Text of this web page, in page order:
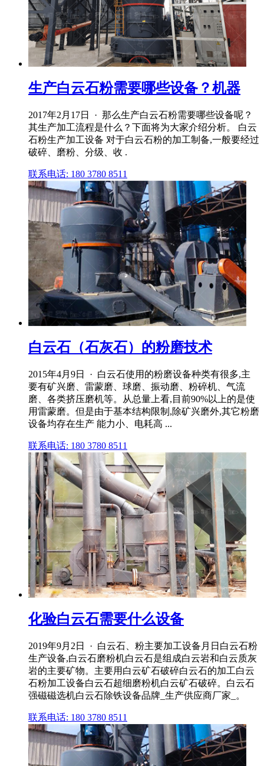
生产白云石粉需要哪些设备？机器
2017年2月17日 · 那么生产白云石粉需要哪些设备呢？
其生产加工流程是什么？下面将为大家介绍分析。 白云
石粉生产加工设备 对于白云石粉的加工制备,一般要经过
破碎、磨粉、分级、收 .
联系电话: 180 3780 8511
白云石（石灰石）的粉磨技术
2015年4月9日 · 白云石使用的粉磨设备种类有很多,主
要有矿兴磨、雷蒙磨、球磨、振动磨、粉碎机、气流
磨、各类挤压磨机等。从总量上看,目前90%以上的是使
用雷蒙磨。但是由于基本结构限制,除矿兴磨外,其它粉磨
设备均存在生产 能力小、电耗高 ...
联系电话: 180 3780 8511
化验白云石需要什么设备
2019年9月2日 · 白云石、粉主要加工设备月日白云石粉
生产设备,白云石磨粉机白云石是组成白云岩和白云质灰
岩的主要矿物。主要用白云矿石破碎白云石的加工白云
石粉加工设备白云石超细磨粉机白云矿石破碎。白云石
强磁磁选机白云石除铁设备品牌_生产供应商厂家_。
联系电话: 180 3780 8511